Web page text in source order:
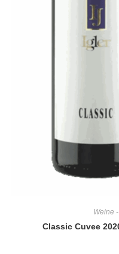
Weine
Classic Cuvee